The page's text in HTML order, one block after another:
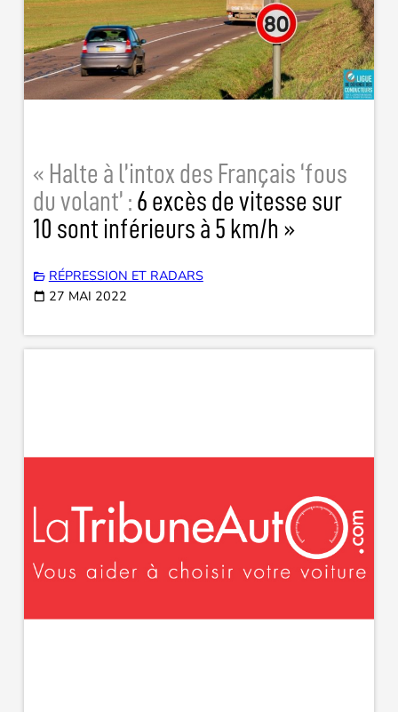
« Halte à l’intox des Français ‘fous
du volant’ : 6 excès de vitesse sur
10 sont inférieurs à 5 km/h »
RÉPRESSION ET RADARS
27 MAI 2022